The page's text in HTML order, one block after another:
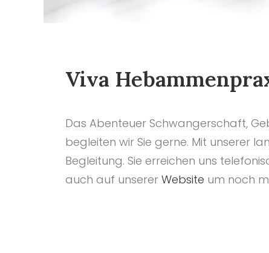
Viva
Das Abenteuer Schwangerschaft,
begleiten wir Sie gerne. Mit unserer
Begleitung. Sie erreichen uns
auch auf unserer Website um noch